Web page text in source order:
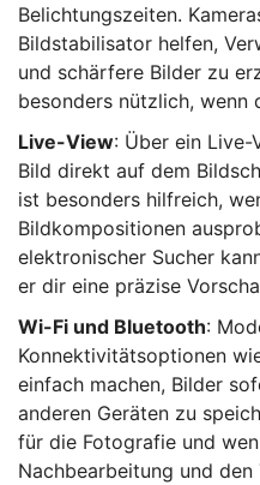
Belichtungszeiten.
Bildstabilisator helfen,
und schärfere Bilder zu
besonders nützlich,
Live-View: Über ein
Bild direkt auf dem
ist besonders hilfreich,
Bildkompositionen
elektronischer Sucher
er dir eine präzise
Wi-Fi und Bluetooth:
Konnektivitätsoptionen
einfach machen, Bilder
anderen Geräten zu
für die Fotografie und
Nachbearbeitung und den